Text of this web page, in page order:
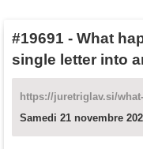
#19691 - What
single letter into
https://juretriglav.si/
Samedi 21 novembre